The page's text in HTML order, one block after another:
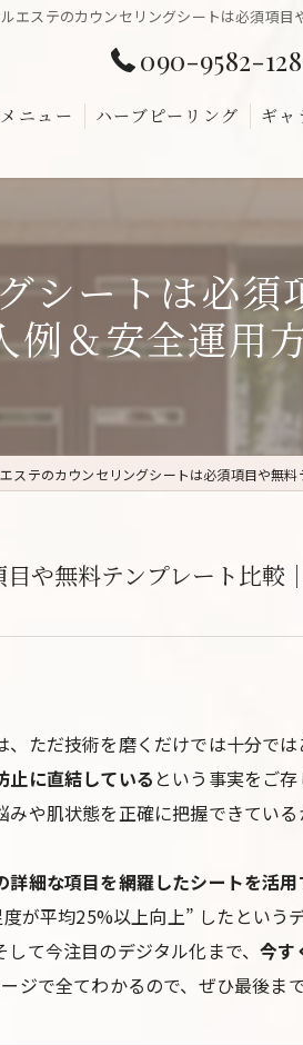
エステのカウンセリングシートは必須項
090-9582-
メニュー ハーブピーリング ギャ
シートは必
例＆安全運用
ステのカウンセリングシートは必須項目や無
や無料テンプレート比較
ただ技術を磨くだけでは十分では
止に直結している という事実をご存
や肌状態を正確に把握できてい
細な項目を網羅したシートを活
が平均25%以上向上” したという
て今注目のデジタル化まで、今す
ジで全てわかるので、ぜひ最後ま